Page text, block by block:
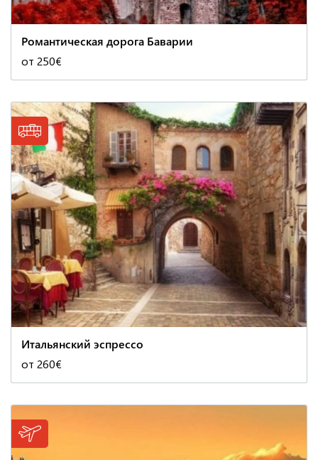
Романтическая дорога Баварии
от 250€
Итальянский эспрессо
от 260€